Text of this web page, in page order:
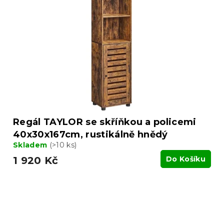
Regál TAYLOR se skříňkou a policemi
40x30x167cm, rustikálně hnědý
Skladem (>10 ks)
1 920 Kč Do Košíku